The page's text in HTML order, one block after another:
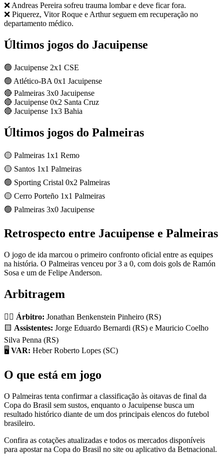
❌ Andreas Pereira sofreu trauma lombar e deve ficar fora.
❌ Piquerez, Vitor Roque e Arthur seguem em recuperação no
departamento médico.
Últimos jogos do Jacuipense
🟢 Jacuipense 2x1 CSE
🟢 Atlético-BA 0x1 Jacuipense
🔴 Palmeiras 3x0 Jacuipense
🔴 Jacuipense 0x2 Santa Cruz
🔴 Jacuipense 1x3 Bahia
Últimos jogos do Palmeiras
🟡 Palmeiras 1x1 Remo
🟡 Santos 1x1 Palmeiras
🟢 Sporting Cristal 0x2 Palmeiras
🟡 Cerro Porteño 1x1 Palmeiras
🟢 Palmeiras 3x0 Jacuipense
Retrospecto entre Jacuipense e Palmeiras
O jogo de ida marcou o primeiro confronto oficial entre as equipes
na história. O Palmeiras venceu por 3 a 0, com dois gols de Ramón
Sosa e um de Felipe Anderson.
Arbitragem
🧑‍⚖️ Árbitro: Jonathan Benkenstein Pinheiro (RS)
🟨 Assistentes: Jorge Eduardo Bernardi (RS) e Mauricio Coelho
Silva Penna (RS)
🖥️ VAR: Heber Roberto Lopes (SC)
O que está em jogo
O Palmeiras tenta confirmar a classificação às oitavas de final da
Copa do Brasil sem sustos, enquanto o Jacuipense busca um
resultado histórico diante de um dos principais elencos do futebol
brasileiro.
Confira as cotações atualizadas e todos os mercados disponíveis
para apostar na Copa do Brasil no site ou aplicativo da Betnacional.